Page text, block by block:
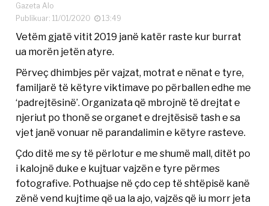
Gazeta Alo
Publikuar: 11/01/2020
13:49
Vetëm gjatë vitit 2019 janë katër raste kur burrat
ua morën jetën atyre.
Përveç dhimbjes për vajzat, motrat e nënat e tyre,
familjarë të këtyre viktimave po përballen edhe me
‘padrejtësinë’. Organizata që mbrojnë të drejtat e
njeriut po thonë se organet e drejtësisë tash e sa
vjet janë vonuar në parandalimin e këtyre rasteve.
Çdo ditë me sy të përlotur e me shumë mall, ditët po
i kalojnë duke e kujtuar vajzën e tyre përmes
fotografive. Pothuajse në çdo cep të shtëpisë kanë
zënë vend kujtime që ua la ajo, vajzës që iu morr jeta